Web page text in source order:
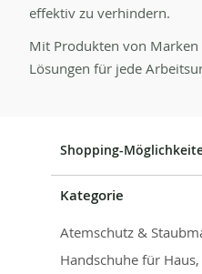
effektiv zu verhindern.
Mit Produkten von Marken
Lösungen für jede
Shopping-
Kategorie
Atemschutz &
Handschuhe für